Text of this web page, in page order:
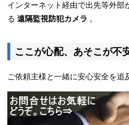
インターネット経由で出先等外部
る 遠隔監視防犯カメラ 。
ここが心配、あそこが不
ご依頼主様と一緒に安心安全を追